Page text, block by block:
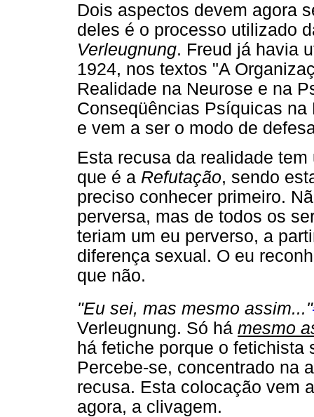
Dois aspectos devem agora
deles é o processo utilizado
Verleugnung. Freud já havia
1924, nos textos "A
Realidade na Neurose e na
Conseqüências Psíquicas
e vem a ser o modo de
Esta recusa da realidade
que é a Refutação, sendo
preciso conhecer primeiro.
perversa, mas de todos os
teriam um eu perverso, a
diferença sexual. O eu
que não.
"Eu sei, mas mesmo assim..."
Verleugnung. Só há mesmo
há fetiche porque o fetichista
Percebe-se, concentrado na
recusa. Esta colocação vem
agora, a clivagem.